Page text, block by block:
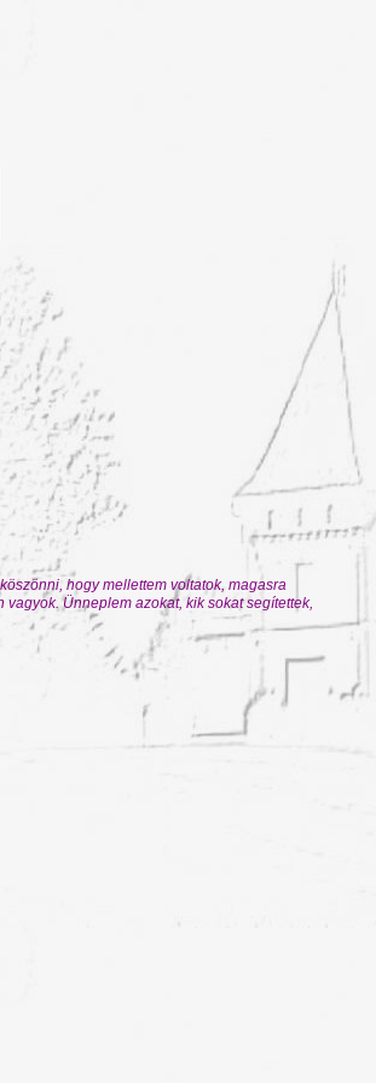
hogy mellettem voltatok, magasra
Ünneplem azokat, kik sokat segítettek,